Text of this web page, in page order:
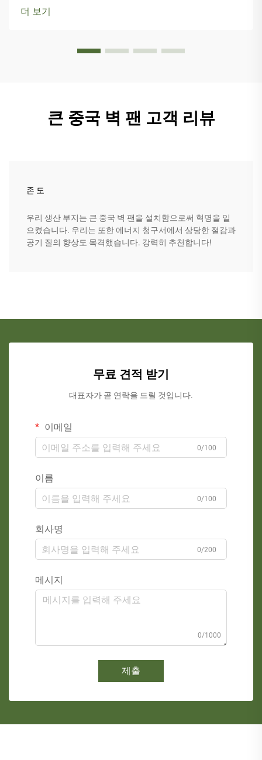
더 보기
큰 중국 벽 팬 고객 리뷰
존 도
우리 생산 부지는 큰 중국 벽 팬을 설치함으로써 혁명을 일
으켰습니다. 우리는 또한 에너지 청구서에서 상당한 절감과
공기 질의 향상도 목격했습니다. 강력히 추천합니다!
무료 견적 받기
대표자가 곧 연락을 드릴 것입니다.
이메일
0/100
이름
0/100
회사명
0/200
메시지
0/1000
제출